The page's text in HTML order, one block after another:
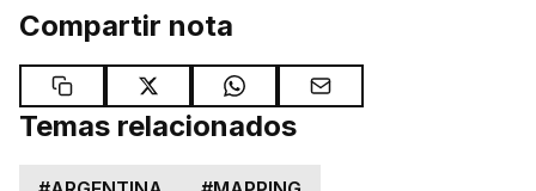
Compartir nota
Temas relacionados